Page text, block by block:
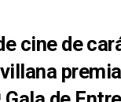
cine de